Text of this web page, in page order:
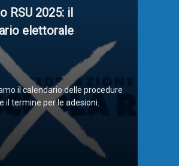
RSU 2025: il
elettorale
il calendario delle procedure
il termine per le adesioni.